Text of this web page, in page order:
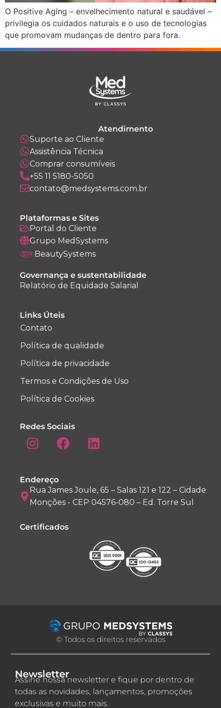
O Positive Aging – envelhecimento natural e saudável –
privilegia os cuidados naturais e o uso de tecnologias
que promovam mudanças de dentro para fora.
Atendimento
Suporte ao Cliente
Assistência Técnica
Comprar consumíveis
+55 11 5180-5050
contato@medsystems.com.br
Plataformas e Sites
Portal do Cliente
Grupo MedSystems
BeautySystems
Governança e sustentabilidade
Relatório de Equidade Salarial
Links Úteis
Contato
Política de qualidade
Política de privacidade
Termos e Condições de Uso
Política de Cookies
Redes Sociais
Endereço
Rua James Joule, 65 – Salas 121 e 122 – Cidade
Monções - CEP 04576-080 – Ed. Torre Sul
Certificados
© Todos os direitos reservados
Newsletter
Assine nossa newsletter e fique por dentro de
todas as novidades, lançamentos, promoções
exclusivas e muito mais.